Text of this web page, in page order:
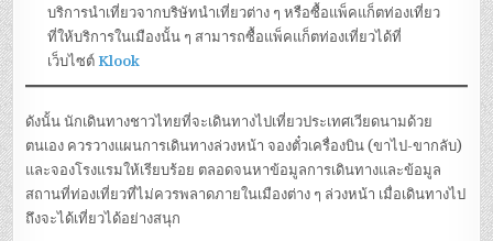
บริการนำเที่ยวจากบริษัทนำเที่ยวต่าง ๆ หรือซื้อแพ็คแก็ตท่องเที่ยว
ที่ให้บริการในเมืองนั้น ๆ สามารถซื้อแพ็คแก็ตท่องเที่ยวได้ที่
เว็บไซต์Klook
ดังนั้น นักเดินทางชาวไทยที่จะเดินทางไปเที่ยวประเทศเวียดนามด้วย
ตนเอง ควรวางแผนการเดินทางล่วงหน้า จองตั๋วเครื่องบิน (ขาไป-ขากลับ)
และจองโรงแรมให้เรียบร้อย ตลอดจนหาข้อมูลการเดินทางและข้อมูล
สถานที่ท่องเที่ยวที่ไม่ควรพลาดภายในเมืองต่าง ๆ ล่วงหน้า เมื่อเดินทางไป
ถึงจะได้เที่ยวได้อย่างสนุก